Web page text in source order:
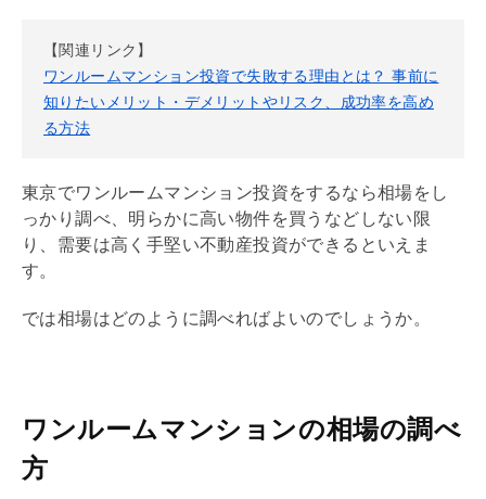
【関連リンク】
ワンルームマンション投資で失敗する理由とは？ 事前に
知りたいメリット・デメリットやリスク、成功率を高め
る方法
東京でワンルームマンション投資をするなら相場をし
っかり調べ、明らかに高い物件を買うなどしない限
り、需要は高く手堅い不動産投資ができるといえま
す。
では相場はどのように調べればよいのでしょうか。
ワンルームマンションの相場の調べ
方